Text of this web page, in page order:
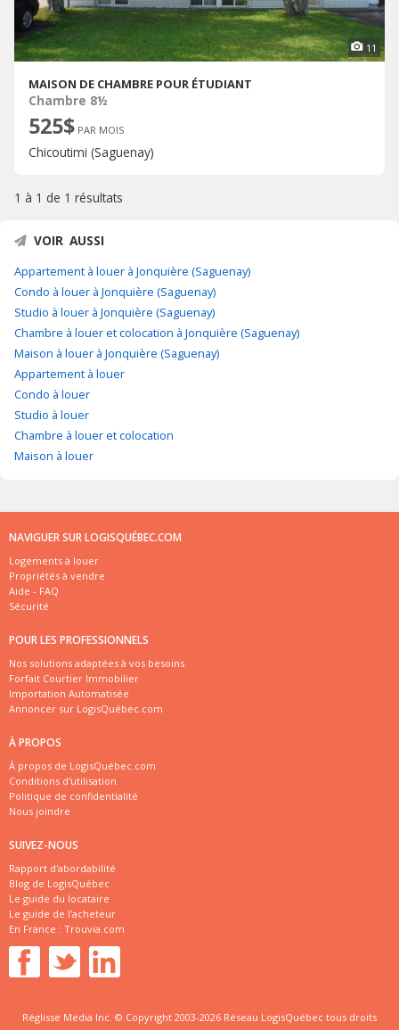
11
MAISON DE CHAMBRE POUR ÉTUDIANT
Chambre 8½
525$ PAR MOIS
Chicoutimi (Saguenay)
1 à 1 de 1 résultats
VOIR AUSSI
Appartement à louer à Jonquière (Saguenay)
Condo à louer à Jonquière (Saguenay)
Studio à louer à Jonquière (Saguenay)
Chambre à louer et colocation à Jonquière (Saguenay)
Maison à louer à Jonquière (Saguenay)
Appartement à louer
Condo à louer
Studio à louer
Chambre à louer et colocation
Maison à louer
NAVIGUER SUR LOGISQUÉBEC.COM
Logements à louer
Propriétés à vendre
Aide - FAQ
Sécurité
POUR LES PROFESSIONNELS
Nos solutions adaptées à vos besoins
Forfait Courtier Immobilier
Importation Automatisée
Annoncer sur LogisQuébec.com
À PROPOS
À propos de LogisQuébec.com
Conditions d'utilisation
Politique de confidentialité
Nous joindre
SUIVEZ-NOUS
Rapport d'abordabilité
Blog de LogisQuébec
Le guide du locataire
Le guide de l'acheteur
En France : Trouvia.com
Réglisse Media Inc. © Copyright 2003-2026 Réseau LogisQuébec tous droits